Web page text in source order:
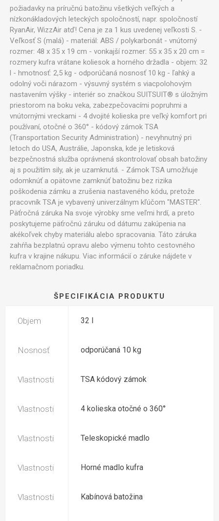
požiadavky na príručnú batožinu všetkých veľkých a
nízkonákladových leteckých spoločností, napr. spoločností
RyanAir, WizzAir atď! Cena je za 1 kus uvedenej veľkosti S. -
Veľkosť S (malá) - materiál: ABS / polykarbonát - vnútorný
rozmer: 48 x 35 x 19 cm - vonkajší rozmer: 55 x 35 x 20 cm =
rozmery kufra vrátane koliesok a horného držadla - objem: 32
l - hmotnosť: 2,5 kg - odporúčaná nosnosť 10 kg - ľahký a
odolný voči nárazom - výsuvný systém s viacpolohovým
nastavením výšky - interiér so značkou SUITSUIT® s úložným
priestorom na boku veka, zabezpečovacími popruhmi a
vnútornými vreckami - 4 dvojité kolieska pre veľký komfort pri
používaní, otočné o 360° - kódový zámok TSA
(Transportation Security Administration) - nevyhnutný pri
letoch do USA, Austrálie, Japonska, kde je letisková
bezpečnostná služba oprávnená skontrolovať obsah batožiny
aj s použitím sily, ak je uzamknutá. - Zámok TSA umožňuje
odomknúť a opätovne zamknúť batožinu bez rizika
poškodenia zámku a zrušenia nastaveného kódu, pretože
pracovník TSA je vybavený univerzálnym kľúčom "MASTER".
Päťročná záruka Na svoje výrobky sme veľmi hrdí, a preto
poskytujeme päťročnú záruku od dátumu zakúpenia na
akékoľvek chyby materiálu alebo spracovania. Táto záruka
zahŕňa bezplatnú opravu alebo výmenu tohto cestovného
kufra v krajine nákupu. Viac informácií o záruke nájdete v
reklamačnom poriadku.
ŠPECIFIKÁCIA PRODUKTU
Objem 32 l
Nosnosť odporúčaná 10 kg
Vlastnosti TSA kódový zámok
Vlastnosti 4 kolieska otočné o 360°
Vlastnosti Teleskopické madlo
Vlastnosti Horné madlo kufra
Vlastnosti Kabínová batožina